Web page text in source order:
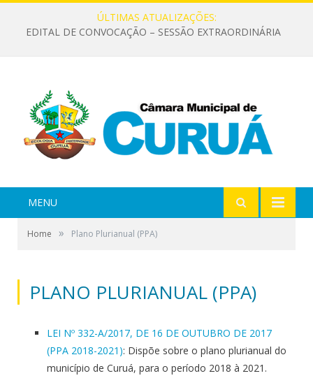
ÚLTIMAS ATUALIZAÇÕES:
EDITAL DE CONVOCAÇÃO – SESSÃO EXTRAORDINÁRIA
MENU
Home » Plano Plurianual (PPA)
PLANO PLURIANUAL (PPA)
LEI Nº 332-A/2017, DE 16 DE OUTUBRO DE 2017
(PPA 2018-2021): Dispõe sobre o plano plurianual do
município de Curuá, para o período 2018 à 2021.